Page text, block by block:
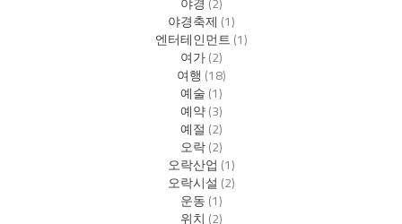
야경축제 (1)
엔터테인먼트(1)
여가(2)
여행 (18)
예술(1)
예약(3)
예절 (2)
오락(2)
오락산업 (1)
오락시설 (2)
운동(1)
위치 (2)